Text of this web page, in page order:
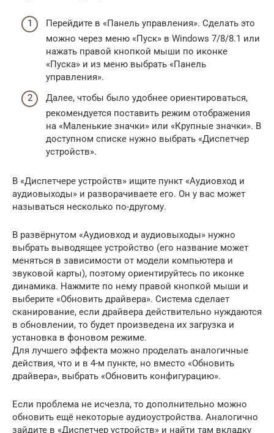
Перейдите в «Панель управления». Сделать это
можно через меню «Пуск» в Windows 7/8/8.1 или
нажать правой кнопкой мыши по иконке
«Пуска» и из меню выбрать «Панель
управления».
Далее, чтобы было удобнее ориентироваться,
рекомендуется поставить режим отображения
на «Маленькие значки» или «Крупные значки». В
доступном списке нужно выбрать «Диспетчер
устройств».
В «Диспетчере устройств» ищите пункт «Аудиовход и
аудиовыходы» и разворачиваете его. Он у вас может
называться несколько по-другому.
В развёрнутом «Аудиовход и аудиовыходы» нужно
выбрать выводящее устройство (его название может
меняться в зависимости от модели компьютера и
звуковой карты), поэтому ориентируйтесь по иконке
динамика. Нажмите по нему правой кнопкой мыши и
выберите «Обновить драйвера». Система сделает
сканирование, если драйвера действительно нуждаются
в обновлении, то будет произведена их загрузка и
установка в фоновом режиме.
Для лучшего эффекта можно проделать аналогичные
действия, что и в 4-м пункте, но вместо «Обновить
драйвера», выбрать «Обновить конфигурацию».
Если проблема не исчезла, то дополнительно можно
обновить ещё некоторые аудиоустройства. Аналогично
зайдите в «Диспетчер устройств» и найти там вкладку